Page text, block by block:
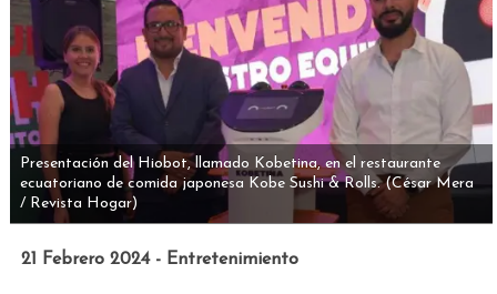
Presentación del Hiobot, llamado Kobetina, en el restaurante
ecuatoriano de comida japonesa Kobe Sushi & Rolls. (César Mera
/ Revista Hogar)
21 Febrero 2024 - Entretenimiento